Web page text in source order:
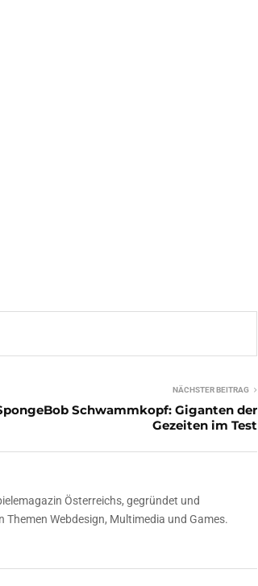
NÄCHSTER BEITRAG
Schwammkopf: Giganten der
Gezeiten im Test
Österreichs, gegründet und
Webdesign, Multimedia und Games.